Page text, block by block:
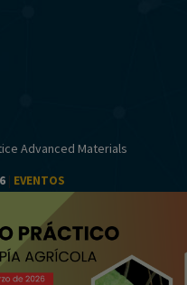
Advanced Materials
| EVENTOS